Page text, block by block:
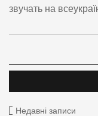
звучать на
Недавні записи